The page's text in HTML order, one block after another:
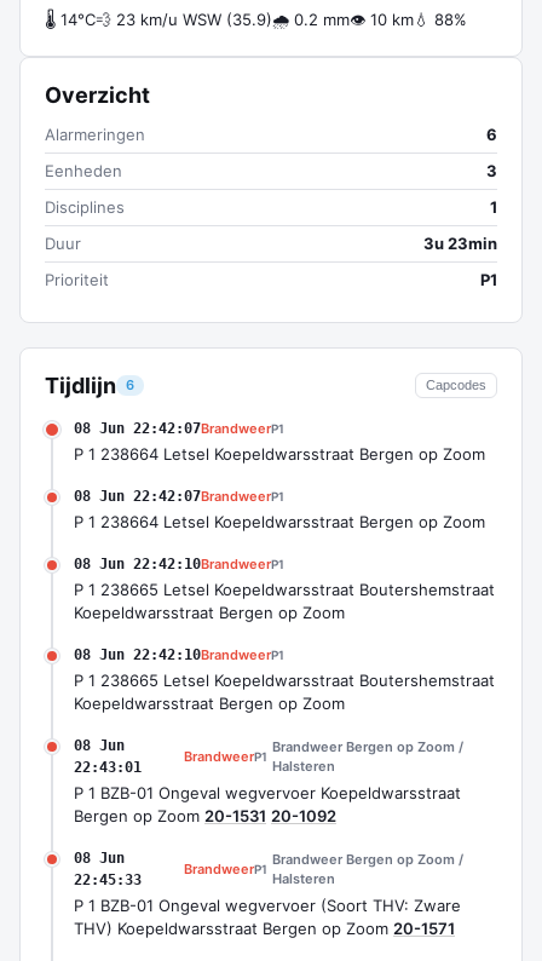
Tijdlijn 6 Capcodes
08 Jun 22:42:07BrandweerP1
P 1 238664 Letsel Koepeldwarsstraat Bergen op Zoom
08 Jun 22:42:07BrandweerP1
P 1 238664 Letsel Koepeldwarsstraat Bergen op Zoom
08 Jun 22:42:10BrandweerP1
P 1 238665 Letsel Koepeldwarsstraat Boutershemstraat
Koepeldwarsstraat Bergen op Zoom
08 Jun 22:42:10BrandweerP1
P 1 238665 Letsel Koepeldwarsstraat Boutershemstraat
Koepeldwarsstraat Bergen op Zoom
08 Jun
22:43:01
BrandweerP1
Brandweer Bergen op Zoom /
Halsteren
P 1 BZB-01 Ongeval wegvervoer Koepeldwarsstraat
Bergen op Zoom 20-1531 20-1092
08 Jun
22:45:33
BrandweerP1
Brandweer Bergen op Zoom /
Halsteren
P 1 BZB-01 Ongeval wegvervoer (Soort THV: Zware
THV) Koepeldwarsstraat Bergen op Zoom 20-1571
🌡 14°C💨 23 km/u WSW (35.9)🌧 0.2 mm👁 10 km💧 88%
Overzicht
Alarmeringen
6
Eenheden
3
Disciplines
1
Duur
3u 23min
Prioriteit
P1